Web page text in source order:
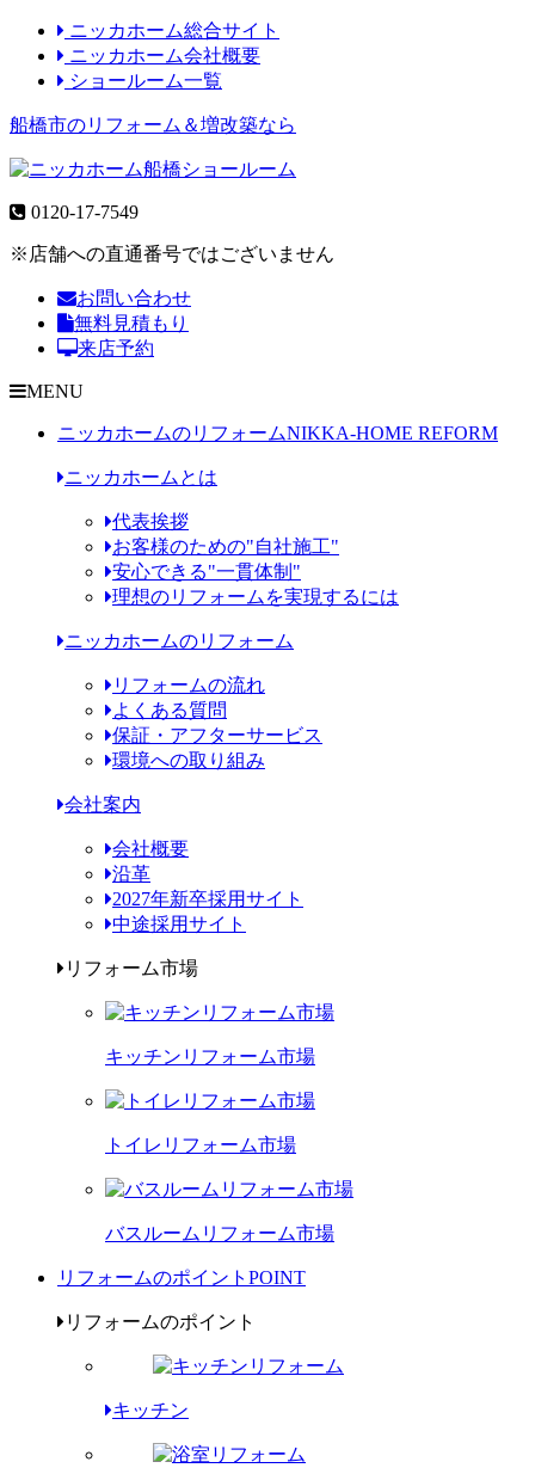
ニッカホーム総合サイト
ニッカホーム会社概要
ショールーム一覧
船橋市のリフォーム＆増改築なら
0120-17-7549
※店舗への直通番号ではございません
お問い合わせ
無料見積もり
来店予約
MENU
ニッカホームのリフォームNIKKA-HOME REFORM
ニッカホームとは
代表挨拶
お客様のための"自社施工"
安心できる"一貫体制"
理想のリフォームを実現するには
ニッカホームのリフォーム
リフォームの流れ
よくある質問
保証・アフターサービス
環境への取り組み
会社案内
会社概要
沿革
2027年新卒採用サイト
中途採用サイト
リフォーム市場
キッチンリフォーム市場
トイレリフォーム市場
バスルームリフォーム市場
リフォームのポイント POINT
リフォームのポイント
キッチン